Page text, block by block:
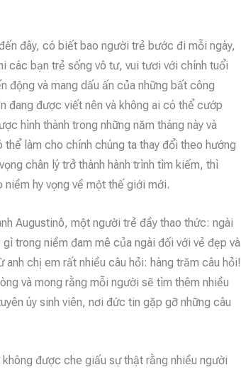
đây, có biết bao người trẻ bước đi mỗi ngày,
các bạn trẻ sống vô tư, vui tươi với chính tuổi
động và mang dấu ấn của những bất công
đang được viết nên và không ai có thể cướp
hình thành trong những năm tháng này và
làm cho chính chúng ta thay đổi theo hướng
chân lý trở thành hành trình tìm kiếm, thì
hy vọng về một thế giới mới.
Augustinô, một người trẻ đầy thao thức: ngài
trong niềm đam mê của ngài đối với vẻ đẹp và
chị em rất nhiều câu hỏi: hàng trăm câu hỏi!
và mong rằng mỗi người sẽ tìm thêm nhiều
úy sinh viên, nơi đức tin gặp gỡ những câu
được che giấu sự thật rằng nhiều người